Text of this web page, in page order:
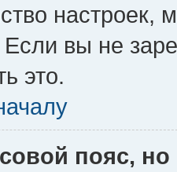
настроек,
Если вы не
это.
пояс,